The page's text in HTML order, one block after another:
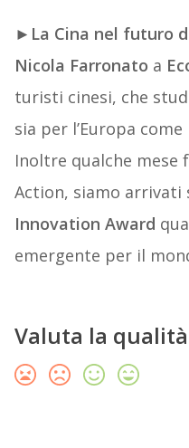
► La Cina nel futuro
Nicola Farronato a
turisti cinesi, che
sia per l’Europa
Inoltre qualche mese
Action, siamo arrivati
Innovation Award
emergente per il
Valuta la